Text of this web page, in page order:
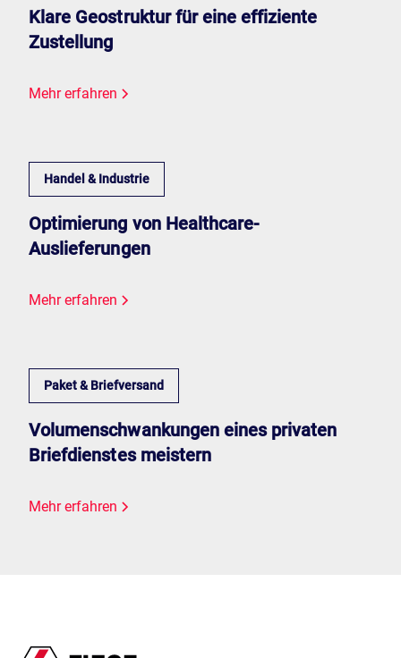
Klare Geostruktur für eine effiziente
Zustellung
Mehr erfahren
Handel & Industrie
Optimierung von Healthcare-
Auslieferungen
Mehr erfahren
Paket & Briefversand
Volumen­schwankungen eines privaten
Briefdienstes meistern
Mehr erfahren